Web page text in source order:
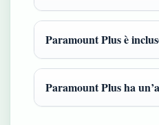
Paramount Plus è
Paramount Plus ha